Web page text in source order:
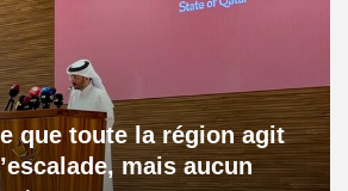
que toute la région agit
mais aucun